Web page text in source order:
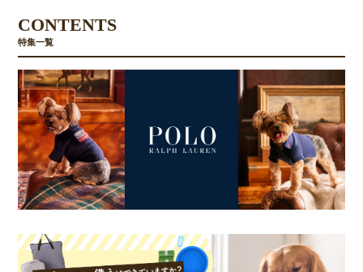
CONTENTS
特集一覧